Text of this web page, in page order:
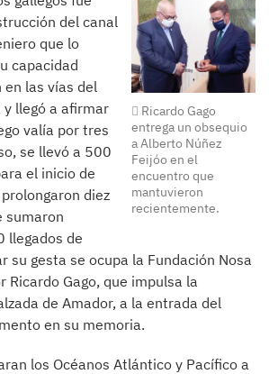
Ricardo Gago
entrega un obsequio
a Alberto Núñez
Feijóo en el
encuentro que
mantuvieron
recientemente.
del canal
que lo
capacidad
las vías del
llegó a afirmar
valía por tres
se llevó a 500
el inicio de
diez
sumaron
llegados de
su gesta se ocupa la Fundación Nosa
Ricardo Gago, que impulsa la
de Amador, a la entrada del
en su memoria.
los Océanos Atlántico y Pacífico a